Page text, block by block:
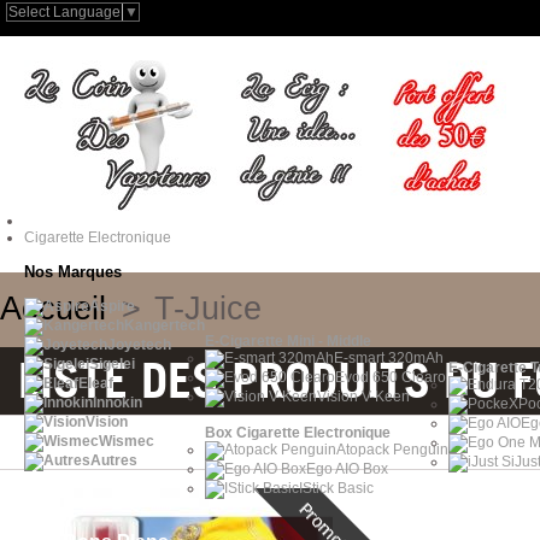
Cigarette Electronique
Nos Marques
Aspire
Kangertech
Joyetech
Sigelei
Eleaf
Innokin
Vision
Wismec
Autres
E-Cigarette Mini - Middle
E-smart 320mAh
Evod 650 Clearo
Vision V-Keen
Box Cigarette Electronique
Atopack Penguin
Ego AIO Box
IStick Basic
E-Cigarette
Select Language ▼
Accueil > T-Juice
LISTE DES PRODUITS DU